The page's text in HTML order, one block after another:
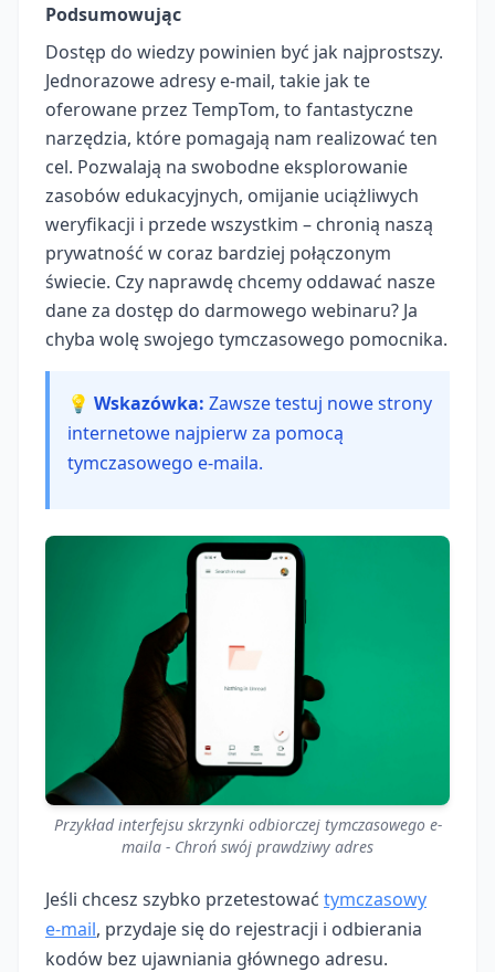
Podsumowując
Dostęp do wiedzy powinien być jak najprostszy.
Jednorazowe adresy e-mail, takie jak te
oferowane przez TempTom, to fantastyczne
narzędzia, które pomagają nam realizować ten
cel. Pozwalają na swobodne eksplorowanie
zasobów edukacyjnych, omijanie uciążliwych
weryfikacji i przede wszystkim – chronią naszą
prywatność w coraz bardziej połączonym
świecie. Czy naprawdę chcemy oddawać nasze
dane za dostęp do darmowego webinaru? Ja
chyba wolę swojego tymczasowego pomocnika.
💡 Wskazówka: Zawsze testuj nowe strony
internetowe najpierw za pomocą
tymczasowego e-maila.
Przykład interfejsu skrzynki odbiorczej tymczasowego e-
maila - Chroń swój prawdziwy adres
Jeśli chcesz szybko przetestować tymczasowy
e‑mail, przydaje się do rejestracji i odbierania
kodów bez ujawniania głównego adresu.